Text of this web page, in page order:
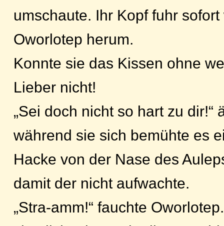
umschaute. Ihr Kopf fuhr
Oworlotep herum.
Konnte sie das Kissen ohne
Lieber nicht!
„Sei doch nicht so hart zu dir!“
während sie sich bemühte es
Hacke von der Nase des
damit der nicht aufwachte.
„Stra-amm!“ fauchte